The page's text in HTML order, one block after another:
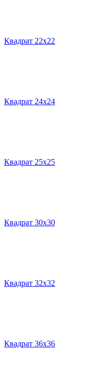
Квадрат 22х22
Квадрат 24х24
Квадрат 25х25
Квадрат 30х30
Квадрат 32х32
Квадрат 36х36